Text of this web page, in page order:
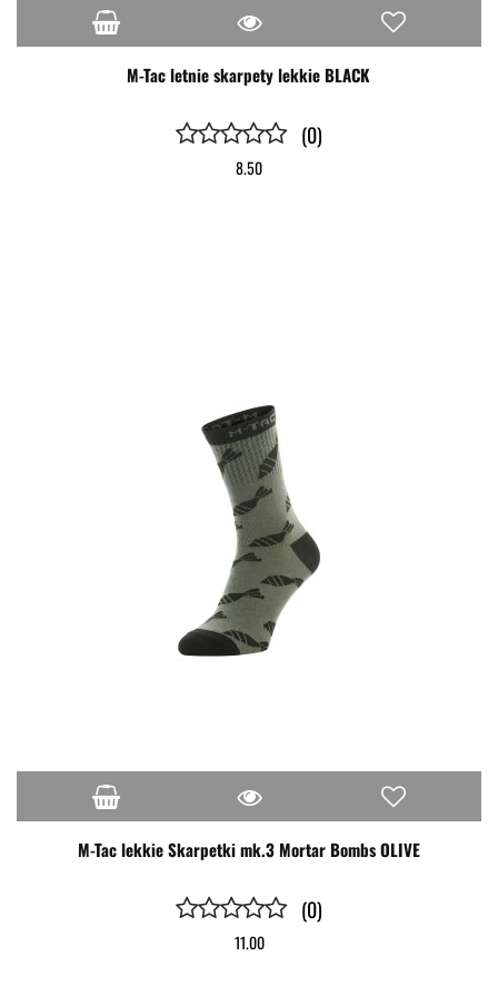
M-Tac letnie skarpety lekkie BLACK
(0)
8.50
M-Tac lekkie Skarpetki mk.3 Mortar Bombs OLIVE
(0)
11.00